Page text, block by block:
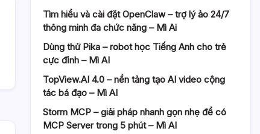
Tìm hiểu và cài đặt OpenClaw – trợ lý ảo 24/7
thông minh đa chức năng – Mì Ai
Dùng thử Pika – robot học Tiếng Anh cho trẻ
cực đỉnh – Mì AI
TopView.AI 4.0 – nền tảng tạo AI video cộng
tác bá đạo – Mì AI
Storm MCP – giải pháp nhanh gọn nhẹ để có
MCP Server trong 5 phút – Mì AI